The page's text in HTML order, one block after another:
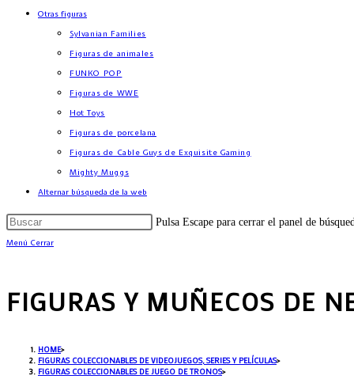
Otras figuras
Sylvanian Families
Figuras de animales
FUNKO POP
Figuras de WWE
Hot Toys
Figuras de porcelana
Figuras de Cable Guys de Exquisite Gaming
Mighty Muggs
Alternar búsqueda de la web
Pulsa Escape para cerrar el panel de
Menú Cerrar
FIGURAS Y MUÑECOS DE
HOME>
FIGURAS COLECCIONABLES DE VIDEOJUEGOS, SERIES Y PELÍCULAS>
FIGURAS COLECCIONABLES DE JUEGO DE TRONOS>